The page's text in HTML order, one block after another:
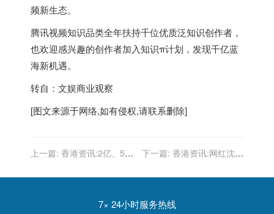
频新生态。
腾讯视频知识品类全年扶持千位优质泛知识创作者，
也欢迎感兴趣的创作者加入知识π计划，发现千亿蓝
海新机遇。
转自：文娱商业观察
[图文来源于网络,如有侵权,请联系删除]
上一篇: 香港资讯:2亿、5
什么故事？
下一篇: 香港资讯:网红沈樵
怎么老是管不住“自家人”
7× 24小时服务热线